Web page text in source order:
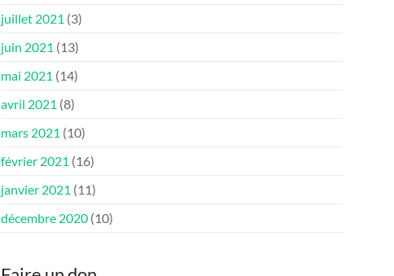
juillet 2021 (3)
juin 2021 (13)
mai 2021 (14)
avril 2021 (8)
mars 2021 (10)
février 2021 (16)
janvier 2021 (11)
décembre 2020 (10)